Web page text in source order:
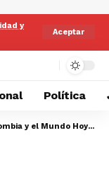
y
Aceptar
Política
Colombia Mundo - Principales Noticias de Colombia y el Mundo Hoy
>